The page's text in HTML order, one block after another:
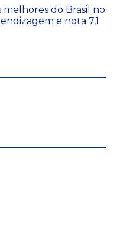
do Brasil no
e nota 7,1